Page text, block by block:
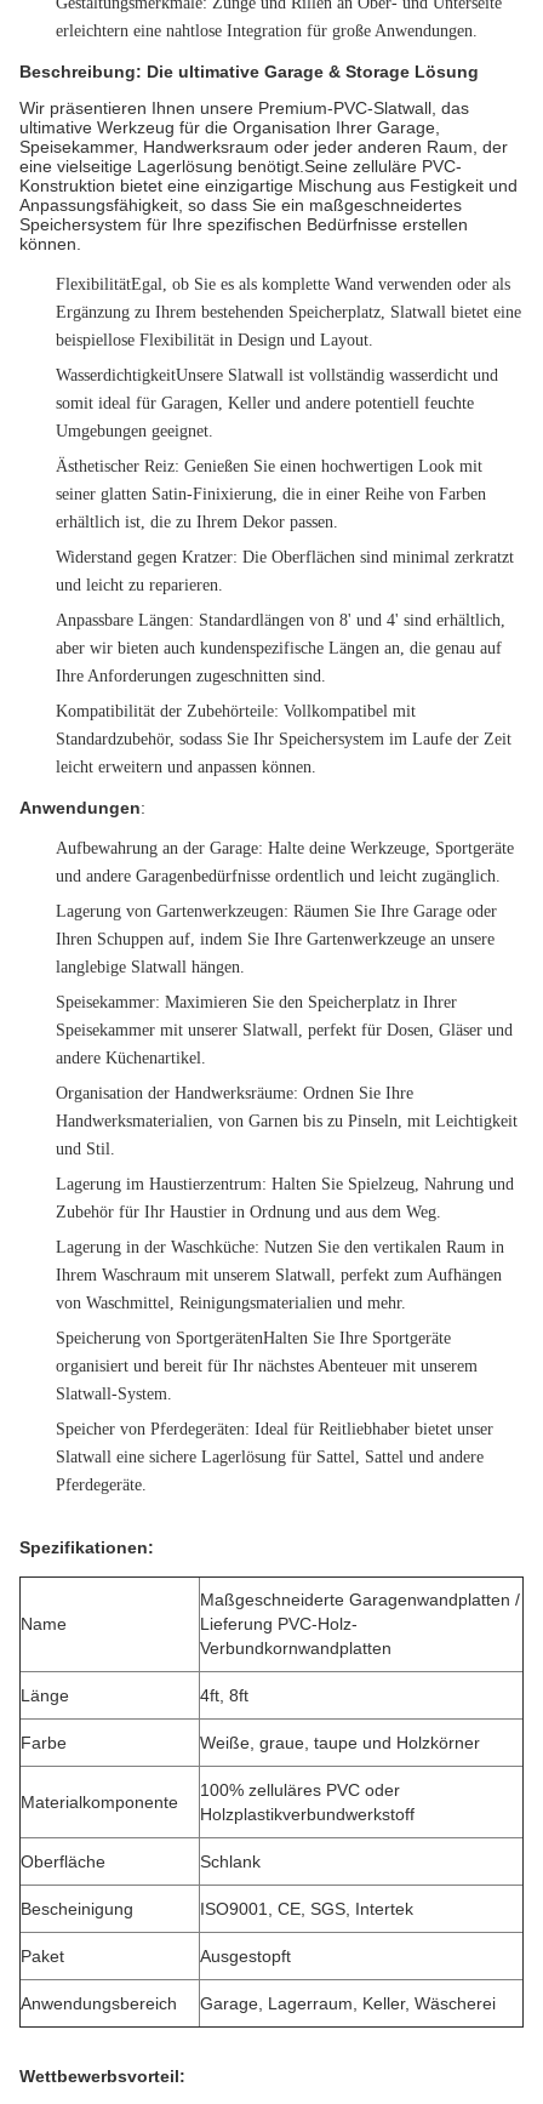
erleichtern eine nahtlose Integration für große Anwendungen.
Beschreibung: Die ultimative Garage & Storage Lösung
Wir präsentieren Ihnen unsere Premium-PVC-Slatwall, das
ultimative Werkzeug für die Organisation Ihrer Garage,
Speisekammer, Handwerksraum oder jeder anderen Raum, der
eine vielseitige Lagerlösung benötigt.Seine zelluläre PVC-
Konstruktion bietet eine einzigartige Mischung aus Festigkeit und
Anpassungsfähigkeit, so dass Sie ein maßgeschneidertes
Speichersystem für Ihre spezifischen Bedürfnisse erstellen
können.
FlexibilitätEgal, ob Sie es als komplette Wand verwenden oder als
Ergänzung zu Ihrem bestehenden Speicherplatz, Slatwall bietet eine
beispiellose Flexibilität in Design und Layout.
WasserdichtigkeitUnsere Slatwall ist vollständig wasserdicht und
somit ideal für Garagen, Keller und andere potentiell feuchte
Umgebungen geeignet.
Ästhetischer Reiz: Genießen Sie einen hochwertigen Look mit
seiner glatten Satin-Finixierung, die in einer Reihe von Farben
erhältlich ist, die zu Ihrem Dekor passen.
Widerstand gegen Kratzer: Die Oberflächen sind minimal zerkratzt
und leicht zu reparieren.
Anpassbare Längen: Standardlängen von 8' und 4' sind erhältlich,
aber wir bieten auch kundenspezifische Längen an, die genau auf
Ihre Anforderungen zugeschnitten sind.
Kompatibilität der Zubehörteile: Vollkompatibel mit
Standardzubehör, sodass Sie Ihr Speichersystem im Laufe der Zeit
leicht erweitern und anpassen können.
Anwendungen:
Aufbewahrung an der Garage: Halte deine Werkzeuge, Sportgeräte
und andere Garagenbedürfnisse ordentlich und leicht zugänglich.
Lagerung von Gartenwerkzeugen: Räumen Sie Ihre Garage oder
Ihren Schuppen auf, indem Sie Ihre Gartenwerkzeuge an unsere
langlebige Slatwall hängen.
Speisekammer: Maximieren Sie den Speicherplatz in Ihrer
Speisekammer mit unserer Slatwall, perfekt für Dosen, Gläser und
andere Küchenartikel.
Organisation der Handwerksräume: Ordnen Sie Ihre
Handwerksmaterialien, von Garnen bis zu Pinseln, mit Leichtigkeit
und Stil.
Lagerung im Haustierzentrum: Halten Sie Spielzeug, Nahrung und
Zubehör für Ihr Haustier in Ordnung und aus dem Weg.
Lagerung in der Waschküche: Nutzen Sie den vertikalen Raum in
Ihrem Waschraum mit unserem Slatwall, perfekt zum Aufhängen
von Waschmittel, Reinigungsmaterialien und mehr.
Speicherung von SportgerätenHalten Sie Ihre Sportgeräte
organisiert und bereit für Ihr nächstes Abenteuer mit unserem
Slatwall-System.
Speicher von Pferdegeräten: Ideal für Reitliebhaber bietet unser
Slatwall eine sichere Lagerlösung für Sattel, Sattel und andere
Pferdegeräte.
Spezifikationen:
Name
Maßgeschneiderte Garagenwandplatten /
Lieferung PVC-Holz-
Verbundkornwandplatten
Länge 4ft, 8ft
Farbe Weiße, graue, taupe und Holzkörner
Materialkomponente
100% zelluläres PVC oder
Holzplastikverbundwerkstoff
Oberfläche Schlank
Bescheinigung ISO9001, CE, SGS, Intertek
Paket Ausgestopft
Anwendungsbereich Garage, Lagerraum, Keller, Wäscherei
Wettbewerbsvorteil: